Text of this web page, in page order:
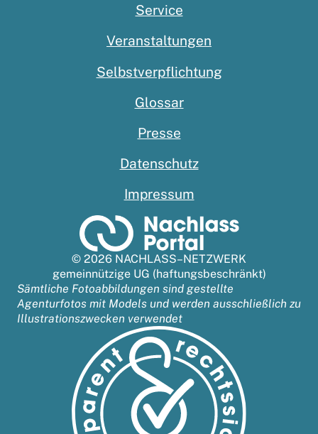
Service
Veranstaltungen
Selbstverpflichtung
Glossar
Presse
Datenschutz
Impressum
© 2026 NACHLASS–NETZWERK
gemeinnützige UG (haftungsbeschränkt)
Sämtliche Fotoabbildungen sind gestellte
Agenturfotos mit Models und werden ausschließlich zu
Illustrationszwecken verwendet